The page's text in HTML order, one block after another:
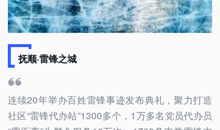
抚顺·雷锋之城
连续20年举办百姓雷锋事迹发布典礼，聚力打造
社区“雷锋代办站”1300多个，1万多名党员代办员